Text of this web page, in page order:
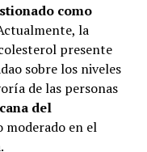
como
la
presente
sobre los niveles
de las personas
del
moderado en el